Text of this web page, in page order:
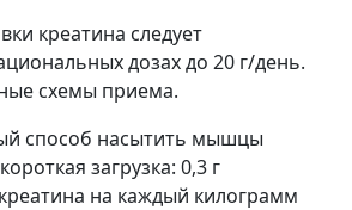
креатина следует
дозах до 20 г/день.
схемы приема.
способ насытить мышцы
загрузка: 0,3 г
на каждый килограмм